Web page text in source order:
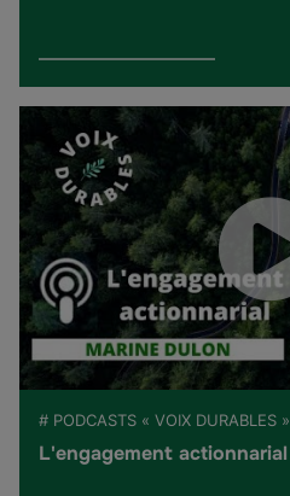
# PODCASTS « VOIX DURABLES »
L'engagement actionnarial